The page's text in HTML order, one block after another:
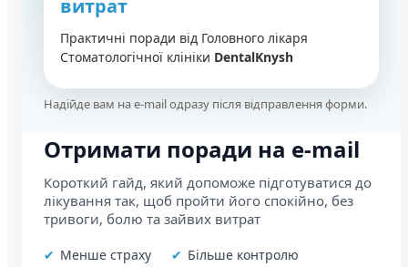
витрат
Практичні поради від Головного лікаря
Стоматологічної клініки DentalKnysh
Надійде вам на e-mail одразу після відправлення форми.
Отримати поради на e-mail
Короткий гайд, який допоможе підготуватися до
лікування так, щоб пройти його спокійно, без
тривоги, болю та зайвих витрат
Менше страху
Більше контролю